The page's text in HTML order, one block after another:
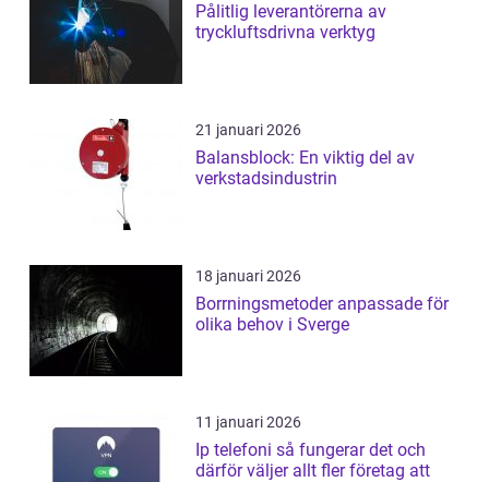
Pålitlig leverantörerna av
tryckluftsdrivna verktyg
21 januari 2026
Balansblock: En viktig del av
verkstadsindustrin
18 januari 2026
Borrningsmetoder anpassade för
olika behov i Sverge
11 januari 2026
Ip telefoni så fungerar det och
därför väljer allt fler företag att